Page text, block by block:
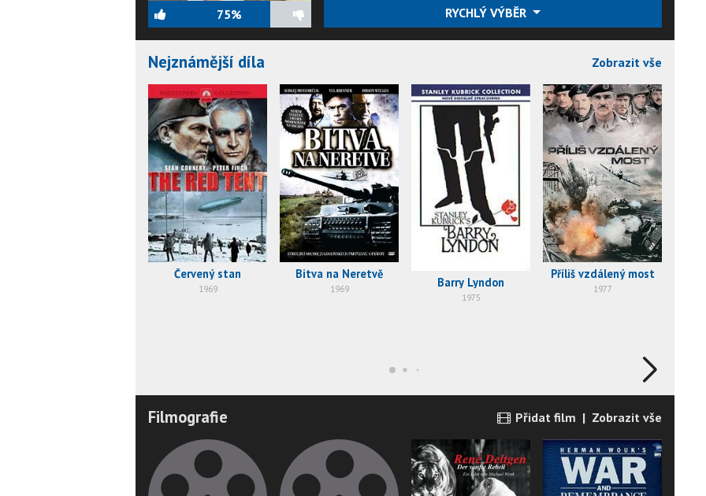
75% RYCHLÝ VÝBĚR
Nejznámější díla Zobrazit vše
Červený stan
1969
Bitva na Neretvě
1969 Barry Lyndon
1975
Příliš vzdálený most
1977
Filmografie Přidat film | Zobrazit vše